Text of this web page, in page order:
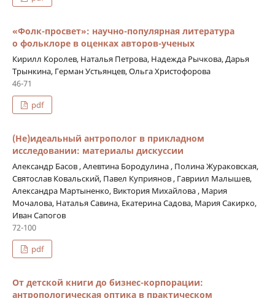
«Фолк-просвет»: научно-­популярная литература
о фольклоре в оценках авторов-­ученых
Кирилл Королев, Наталья Петрова, Надежда Рычкова, Дарья
Трынкина, Герман Устьянцев, Ольга Христофорова
46-71
pdf
(Не)идеальный антрополог в прикладном
исследовании: материалы дискуссии
Александр Басов , Алевтина Бородулина , Полина Жураковская,
Святослав Ковальский, Павел Куприянов , Гавриил Малышев,
Александра Мартыненко, Виктория Михайлова , Мария
Мочалова, Наталья Савина, Екатерина Садова, Мария Сакирко,
Иван Сапогов
72-100
pdf
От детской книги до бизнес-корпорации:
антропологическая оптика в практическом